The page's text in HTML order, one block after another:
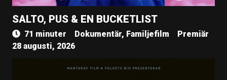
SALTO, PUS & EN BUCKETLIST
71 minuter Dokumentär, Familjefilm
Premiär
28 augusti, 2026